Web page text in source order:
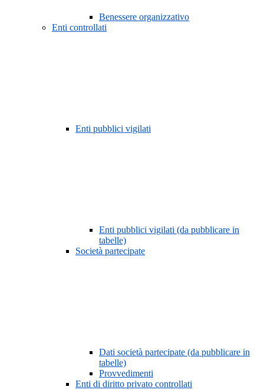
Benessere organizzativo
Enti controllati
Enti pubblici vigilati
Enti pubblici vigilati (da pubblicare in
tabelle)
Società partecipate
Dati società partecipate (da pubblicare in
tabelle)
Provvedimenti
Enti di diritto privato controllati